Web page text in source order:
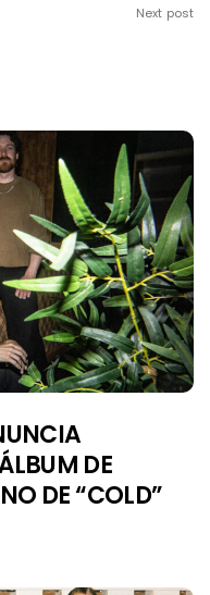
Next post
DE
DE “COLD”